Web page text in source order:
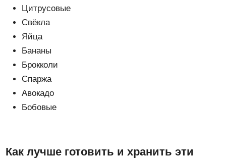
Цитрусовые
Свёкла
Яйца
Бананы
Брокколи
Спаржа
Авокадо
Бобовые
Как лучше готовить и хранить эти